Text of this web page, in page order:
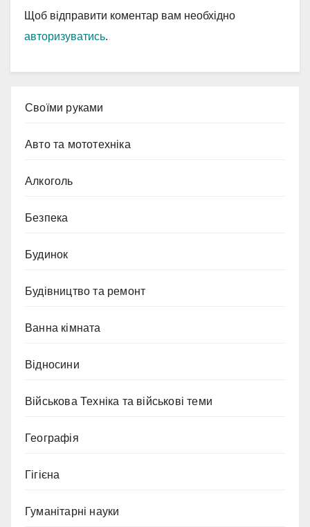
Щоб відправити коментар вам необхідно
авторизуватись.
Cвоїми руками
Авто та мототехніка
Алкоголь
Безпека
Будинок
Будівництво та ремонт
Ванна кімната
Відносини
Військова Техніка та військові теми
Географія
Гігієна
Гуманітарні науки